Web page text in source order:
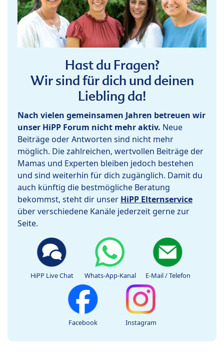
Hast du Fragen?
Wir sind für dich und deinen
Liebling da!
Nach vielen gemeinsamen Jahren betreuen wir
unser HiPP Forum nicht mehr aktiv. Neue
Beiträge oder Antworten sind nicht mehr
möglich. Die zahlreichen, wertvollen Beiträge der
Mamas und Experten bleiben jedoch bestehen
und sind weiterhin für dich zugänglich. Damit du
auch künftig die bestmögliche Beratung
bekommst, steht dir unser HiPP Elternservice
über verschiedene Kanäle jederzeit gerne zur
Seite.
HiPP Live Chat Whats-App-Kanal E-Mail / Telefon
Facebook Instagram